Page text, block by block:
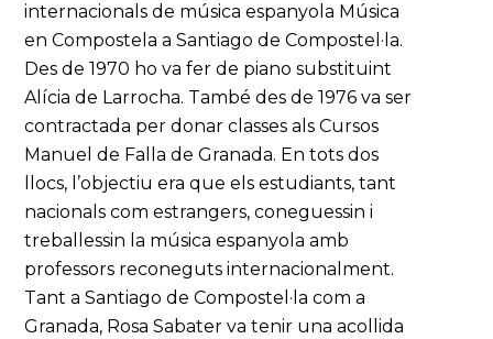
internacionals de música espanyola Música
en Compostela a Santiago de Compostel·la.
Des de 1970 ho va fer de piano substituint
Alícia de Larrocha. També des de 1976 va ser
contractada per donar classes als Cursos
Manuel de Falla de Granada. En tots dos
llocs, l’objectiu era que els estudiants, tant
nacionals com estrangers, coneguessin i
treballessin la música espanyola amb
professors reconeguts internacionalment.
Tant a Santiago de Compostel·la com a
Granada, Rosa Sabater va tenir una acollida